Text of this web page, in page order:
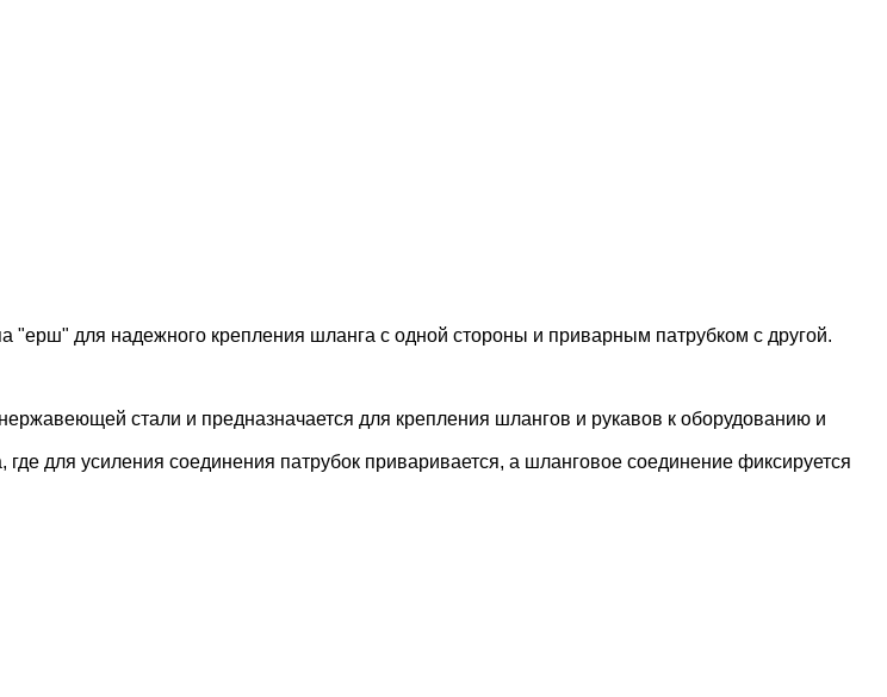
"ерш" для надежного крепления шланга с одной стороны и приварным патрубком с другой.
стали и предназначается для крепления шлангов и рукавов к оборудованию и
для усиления соединения патрубок приваривается, а шланговое соединение фиксируется